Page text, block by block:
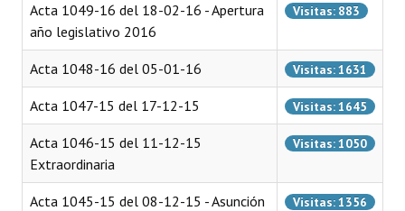
Declaraciones
Resoluciones
Resoluciones de Presidencia
INSTITUCIONAL
Antiguos Pobladores
Acta 1049-16 del 18-02-16 - Apertura
año legislativo 2016
Visitas: 883
Acta 1048-16 del 05-01-16 Visitas: 1631
Acta 1047-15 del 17-12-15 Visitas: 1645
Acta 1046-15 del 11-12-15
Extraordinaria
Visitas: 1050
Acta 1045-15 del 08-12-15 - Asunción
Visitas: 1356